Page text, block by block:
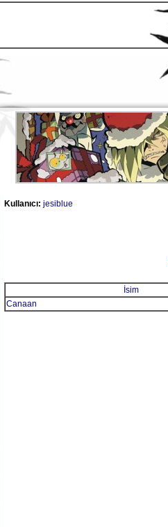
Kullanıcı: jesiblue
İsim
Canaan